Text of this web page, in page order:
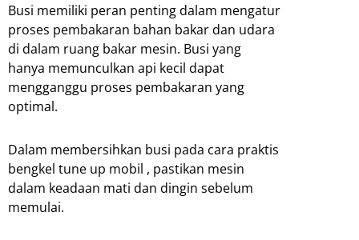
Busi memiliki peran penting dalam mengatur
proses pembakaran bahan bakar dan udara
di dalam ruang bakar mesin. Busi yang
hanya memunculkan api kecil dapat
mengganggu proses pembakaran yang
optimal.
Dalam membersihkan busi pada cara praktis
bengkel tune up mobil , pastikan mesin
dalam keadaan mati dan dingin sebelum
memulai.